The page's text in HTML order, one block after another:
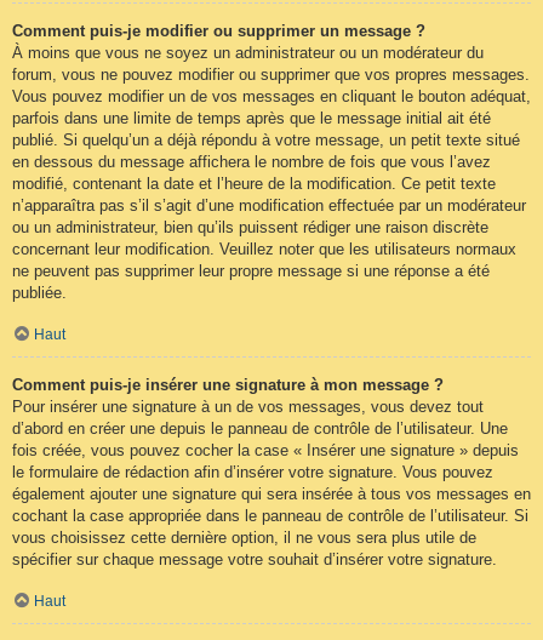
Comment puis-je modifier ou supprimer un message ?
À moins que vous ne soyez un administrateur ou un modérateur du
forum, vous ne pouvez modifier ou supprimer que vos propres messages.
Vous pouvez modifier un de vos messages en cliquant le bouton adéquat,
parfois dans une limite de temps après que le message initial ait été
publié. Si quelqu’un a déjà répondu à votre message, un petit texte situé
en dessous du message affichera le nombre de fois que vous l’avez
modifié, contenant la date et l’heure de la modification. Ce petit texte
n’apparaîtra pas s’il s’agit d’une modification effectuée par un modérateur
ou un administrateur, bien qu’ils puissent rédiger une raison discrète
concernant leur modification. Veuillez noter que les utilisateurs normaux
ne peuvent pas supprimer leur propre message si une réponse a été
publiée.
Haut
Comment puis-je insérer une signature à mon message ?
Pour insérer une signature à un de vos messages, vous devez tout
d’abord en créer une depuis le panneau de contrôle de l’utilisateur. Une
fois créée, vous pouvez cocher la case « Insérer une signature » depuis
le formulaire de rédaction afin d’insérer votre signature. Vous pouvez
également ajouter une signature qui sera insérée à tous vos messages en
cochant la case appropriée dans le panneau de contrôle de l’utilisateur. Si
vous choisissez cette dernière option, il ne vous sera plus utile de
spécifier sur chaque message votre souhait d’insérer votre signature.
Haut